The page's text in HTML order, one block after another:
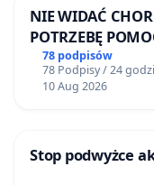
NIE WIDAĆ
POTRZEBĘ
Airport o
DISABILITIES
UKRYTE
78 podpisów
78 Podpisy / 24
10 Aug 2026
Stop podwyżce